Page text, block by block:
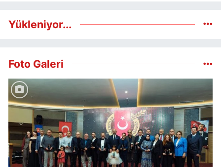
Yükleniyor...
Foto Galeri